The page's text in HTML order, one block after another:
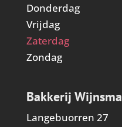
Donderdag
Vrijdag
Zaterdag
Zondag
Bakkerij Wijnsma
Langebuorren 27